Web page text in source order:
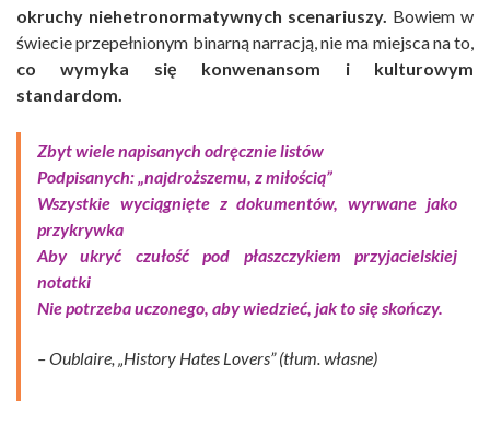
okruchy niehetronormatywnych scenariuszy. Bowiem w
świecie przepełnionym binarną narracją, nie ma miejsca na to,
co wymyka się konwenansom i kulturowym
standardom.
Zbyt wiele napisanych odręcznie listów
Podpisanych: „najdroższemu, z miłością”
Wszystkie wyciągnięte z dokumentów, wyrwane jako
przykrywka
Aby ukryć czułość pod płaszczykiem przyjacielskiej
notatki
Nie potrzeba uczonego, aby wiedzieć, jak to się skończy.
– Oublaire, „History Hates Lovers” (tłum. własne)